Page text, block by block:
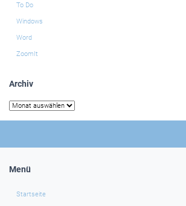
To Do
Windows
Word
ZoomIt
Archiv
Archiv
Menü
Startseite